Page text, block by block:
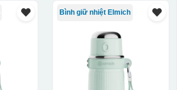
Bình giữ nhiệt Elmich